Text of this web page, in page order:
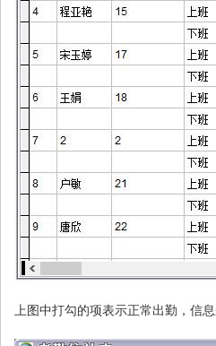
上图中打勾的项表示正常出勤，信